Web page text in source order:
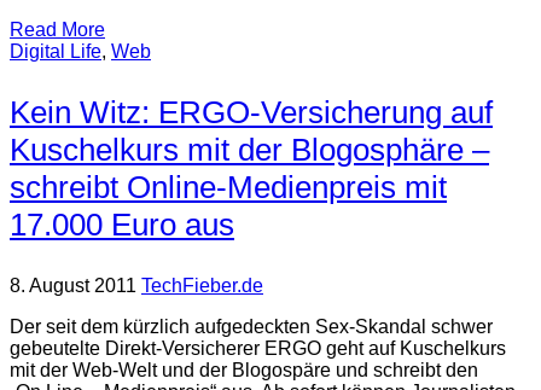
Read More
Digital Life, Web
Kein Witz: ERGO-Versicherung auf
Kuschelkurs mit der Blogosphäre –
schreibt Online-Medienpreis mit
17.000 Euro aus
8. August 2011 TechFieber.de
Der seit dem kürzlich aufgedeckten Sex-Skandal schwer
gebeutelte Direkt-Versicherer ERGO geht auf Kuschelkurs
mit der Web-Welt und der Blogospäre und schreibt den